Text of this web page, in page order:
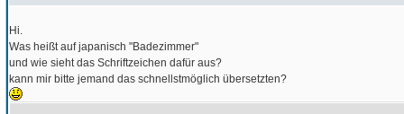
Hi.
Was heißt auf japanisch "Badezimmer"
und wie sieht das Schriftzeichen dafür aus?
kann mir bitte jemand das schnellstmöglich übersetzten?